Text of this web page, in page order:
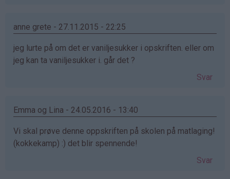
anne grete - 27.11.2015 - 22:25
jeg lurte på om det er vaniljesukker i opskriften. eller om
jeg kan ta vaniljesukker i. går det ?
Svar
Emma og Lina - 24.05.2016 - 13:40
Vi skal prøve denne oppskriften på skolen på matlaging!
(kokkekamp) :) det blir spennende!
Svar